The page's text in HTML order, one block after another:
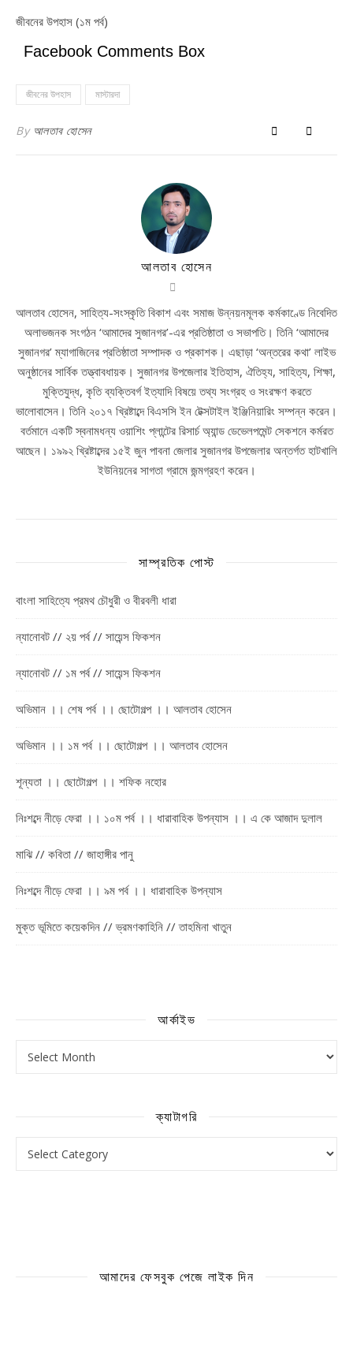
জীবনের উপহাস (১ম পর্ব)
Facebook Comments Box
জীবনের উপহাস মাস্টারদা
By আলতাব হোসেন
আলতাব হোসেন
আলতাব হোসেন, সাহিত্য-সংস্কৃতি বিকাশ এবং সমাজ উন্নয়নমূলক কর্মকাণ্ডে নিবেদিত
অলাভজনক সংগঠন ‘আমাদের সুজানগর’-এর প্রতিষ্ঠাতা ও সভাপতি। তিনি ‘আমাদের
সুজানগর’ ম্যাগাজিনের প্রতিষ্ঠাতা সম্পাদক ও প্রকাশক। এছাড়া ‘অন্তরের কথা’ লাইভ
অনুষ্ঠানের সার্বিক তত্ত্বাবধায়ক। সুজানগর উপজেলার ইতিহাস, ঐতিহ্য, সাহিত্য, শিক্ষা,
মুক্তিযুদ্ধ, কৃতি ব্যক্তিবর্গ ইত্যাদি বিষয়ে তথ্য সংগ্রহ ও সংরক্ষণ করতে
ভালোবাসেন। তিনি ২০১৭ খ্রিষ্টাব্দে বিএসসি ইন টেক্সটাইল ইঞ্জিনিয়ারিং সম্পন্ন করেন।
বর্তমানে একটি স্বনামধন্য ওয়াশিং প্লান্টের রিসার্চ অ্যান্ড ডেভেলপমেন্ট সেকশনে কর্মরত
আছেন। ১৯৯২ খ্রিষ্টাব্দের ১৫ই জুন পাবনা জেলার সুজানগর উপজেলার অন্তর্গত হাটখালি
ইউনিয়নের সাগতা গ্রামে জন্মগ্রহণ করেন।
সাম্প্রতিক পোস্ট
বাংলা সাহিত্যে প্রমথ চৌধুরী ও বীরবলী ধারা
ন্যানোবট // ২য় পর্ব // সায়েন্স ফিকশন
ন্যানোবট // ১ম পর্ব // সায়েন্স ফিকশন
অভিমান ।। শেষ পর্ব ।। ছোটোগল্প ।। আলতাব হোসেন
অভিমান ।। ১ম পর্ব ।। ছোটোগল্প ।। আলতাব হোসেন
শূন্যতা ।। ছোটোগল্প ।। শফিক নহোর
নিঃশব্দে নীড়ে ফেরা ।। ১০ম পর্ব ।। ধারাবাহিক উপন্যাস ।। এ কে আজাদ দুলাল
মাঝি // কবিতা // জাহাঙ্গীর পানু
নিঃশব্দে নীড়ে ফেরা ।। ৯ম পর্ব ।। ধারাবাহিক উপন্যাস
মুক্ত ভূমিতে কয়েকদিন // ভ্রমণকাহিনি // তাহমিনা খাতুন
আর্কাইভ
ক্যাটাগরি
আমাদের ফেসবুক পেজে লাইক দিন